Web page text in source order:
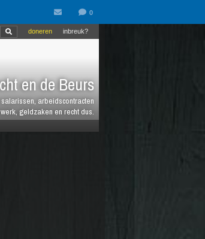
en de Beurs
arbeidscontracten
geldzaken en recht dus.
inbreuk?
doneren